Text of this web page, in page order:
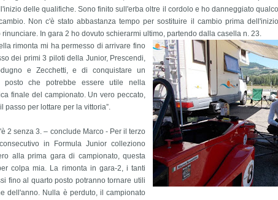
delle qualifiche. Sono finito sull'erba oltre il cordolo e ho danneggiato
Non c'è stato abbastanza tempo per sostituire il cambio prima
rinunciare. In gara 2 ho dovuto schierarmi ultimo, partendo dalla casella n. 23.
rimonta mi ha permesso di arrivare fino
dei primi 3 piloti della Junior, Prescendi,
e Zecchetti, e di conquistare un
posto che potrebbe essere utile nella
finale del campionato. Un vero peccato,
passo per lottare per la vittoria”.
2 senza 3. – conclude Marco - Per il terzo
in Formula Junior colleziono
alla prima gara di campionato, questa
colpa mia. La rimonta in gara-2, i tanti
fino al quarto posto potranno tornare utili
dell'anno. Nulla è perduto, il campionato